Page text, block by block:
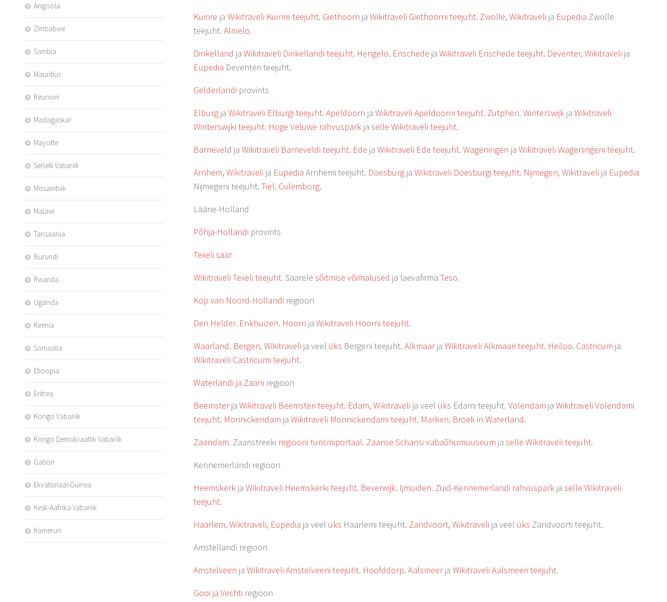
Kuinre ja Wikitraveli Kuinre teejuht. Giethoorn ja Wikitraveli Giethoorni teejuht. Zwolle, Wikitraveli ja Eupedia Zwolle
teejuht. Almelo.
Dinkelland ja Wikitraveli Dinkellandi teejuht. Hengelo. Enschede ja Wikitraveli Enschede teejuht. Deventer, Wikitraveli ja
Eupedia Deventeri teejuht.
Gelderlandi provints
Elburg ja Wikitraveli Elburgi teejuht. Apeldoorn ja Wikitraveli Apeldoorni teejuht. Zutphen. Winterswijk ja Wikitraveli
Winterswijki teejuht. Hoge Veluwe rahvuspark ja selle Wikitraveli teejuht.
Barneveld ja Wikitraveli Barneveldi teejuht. Ede ja Wikitraveli Ede teejuht. Wageningen ja Wikitraveli Wageningeni teejuht.
Arnhem, Wikitraveli ja Eupedia Arnhemi teejuht. Doesburg ja Wikitraveli Doesburgi teejuht. Nijmegen, Wikitraveli ja Eupedia
Nijmegeni teejuht. Tiel. Culemborg.
Lääne-Holland
Põhja-Hollandi provints
Texeli saar
Wikitraveli Texeli teejuht. Saarele sõitmise võimalused ja laevafirma Teso.
Kop van Noord-Hollandi regioon
Den Helder. Enkhuizen. Hoorn ja Wikitraveli Hoorni teejuht.
Waarland. Bergen, Wikitraveli ja veel üks Bergeni teejuht. Alkmaarja Wikitraveli Alkmaari teejuht. Heiloo. Castricum ja
Wikitraveli Castricumi teejuht.
Waterlandi ja Zaani regioon
Beemsterja Wikitraveli Beemsteri teejuht. Edam, Wikitraveli ja veel üks Edami teejuht. Volendam ja Wikitraveli Volendami
teejuht. Monnickendam ja Wikitraveli Monnickendami teejuht. Marken. Broek in Waterland.
Zaandam. Zaanstreeki regiooni turismiportaal. Zaanse Schansi vabaõhumuuseum ja selle Wikitraveli teejuht.
Kennemerlandi regioon
Heemskerk ja Wikitraveli Heemskerki teejuht. Beverwijk. Ijmuiden. Zuid-Kennemerlandi rahvuspark ja selle Wikitraveli
teejuht.
Haarlem, Wikitraveli, Eupedia ja veel üks Haarlemi teejuht. Zandvoort, Wikitraveli ja veel üks Zandvoorti teejuht.
Amstellandi regioon
Amstelveen ja Wikitraveli Amstelveeni teejuht. Hoofddorp. Aalsmeerja Wikitraveli Aalsmeeri teejuht.
Gooi ja Vechti regioon
Angoola
Zimbabwe
Sambia
Mauritius
Reunion
Madagaskar
Mayotte
Seišelli Vabariik
Mosambiik
Malawi
Tansaania
Burundi
Rwanda
Uganda
Keenia
Somaalia
Etioopia
Eritrea
Kongo Vabariik
Kongo Demokraatlik Vabariik
Gabon
Ekvatoriaal-Guinea
Kesk-Aafrika Vabariik
Kamerun